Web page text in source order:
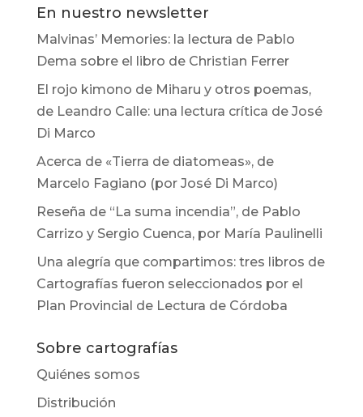
En nuestro newsletter
Malvinas’ Memories: la lectura de Pablo
Dema sobre el libro de Christian Ferrer
El rojo kimono de Miharu y otros poemas,
de Leandro Calle: una lectura crítica de José
Di Marco
Acerca de «Tierra de diatomeas», de
Marcelo Fagiano (por José Di Marco)
Reseña de “La suma incendia”, de Pablo
Carrizo y Sergio Cuenca, por María Paulinelli
Una alegría que compartimos: tres libros de
Cartografías fueron seleccionados por el
Plan Provincial de Lectura de Córdoba
Sobre cartografías
Quiénes somos
Distribución